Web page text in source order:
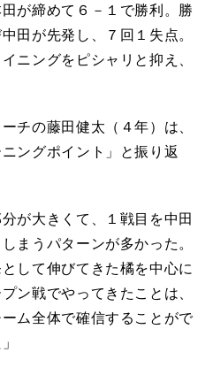
が締めて６－１で勝利。勝
田が先発し、７回１失点。
ニングをピシャリと抑え、
チの藤田健太（４年）は、
ングポイント」と振り返
が大きくて、１戦目を中田
まうパターンが多かった。
して伸びてきた橘を中心に
ン戦でやってきたことは、
ム全体で確信することがで